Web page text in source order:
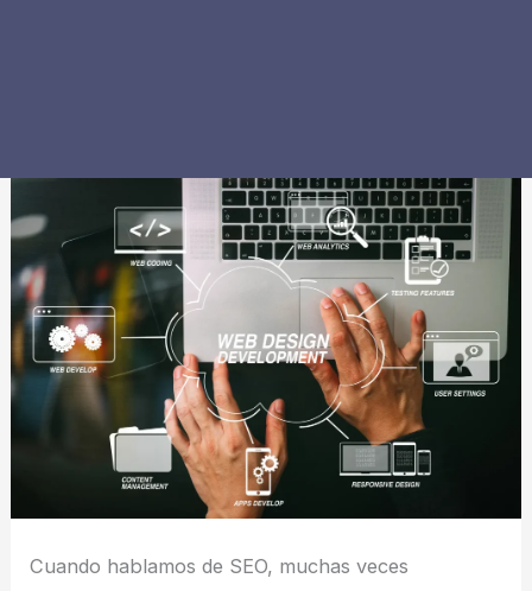
Cuando hablamos de SEO, muchas veces